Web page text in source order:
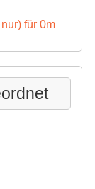
für 0m